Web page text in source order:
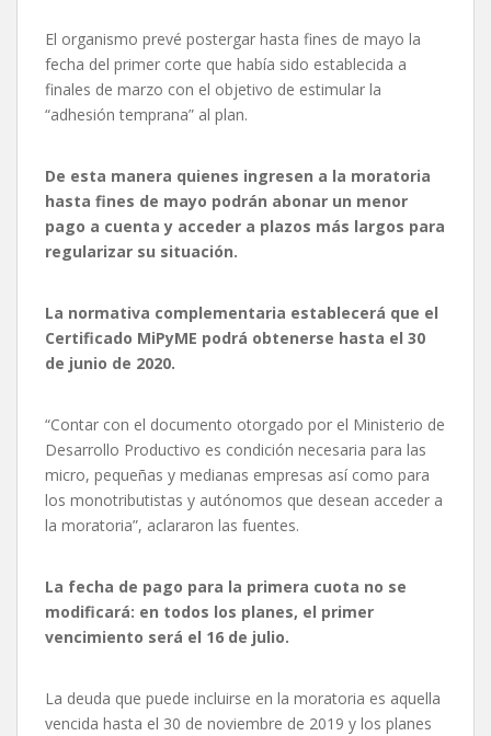
El organismo prevé postergar hasta fines de mayo la
fecha del primer corte que había sido establecida a
finales de marzo con el objetivo de estimular la
“adhesión temprana” al plan.
De esta manera quienes ingresen a la moratoria
hasta fines de mayo podrán abonar un menor
pago a cuenta y acceder a plazos más largos para
regularizar su situación.
La normativa complementaria establecerá que el
Certificado MiPyME podrá obtenerse hasta el 30
de junio de 2020.
“Contar con el documento otorgado por el Ministerio de
Desarrollo Productivo es condición necesaria para las
micro, pequeñas y medianas empresas así como para
los monotributistas y autónomos que desean acceder a
la moratoria”, aclararon las fuentes.
La fecha de pago para la primera cuota no se
modificará: en todos los planes, el primer
vencimiento será el 16 de julio.
La deuda que puede incluirse en la moratoria es aquella
vencida hasta el 30 de noviembre de 2019 y los planes